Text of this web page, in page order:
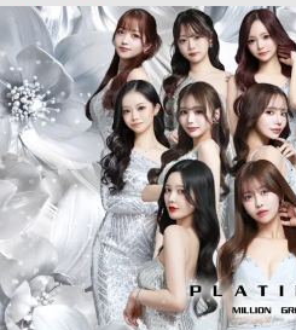
店
PR
画
像